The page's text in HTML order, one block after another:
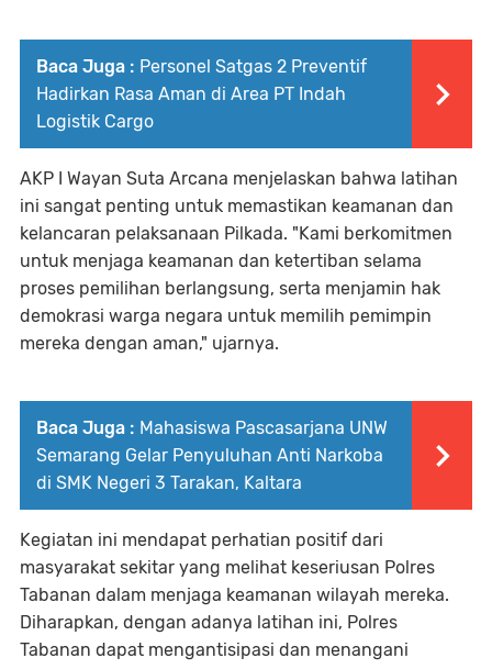
Baca Juga : Personel Satgas 2 Preventif
Hadirkan Rasa Aman di Area PT Indah
Logistik Cargo
AKP I Wayan Suta Arcana menjelaskan bahwa latihan
ini sangat penting untuk memastikan keamanan dan
kelancaran pelaksanaan Pilkada. "Kami berkomitmen
untuk menjaga keamanan dan ketertiban selama
proses pemilihan berlangsung, serta menjamin hak
demokrasi warga negara untuk memilih pemimpin
mereka dengan aman," ujarnya.
Baca Juga : Mahasiswa Pascasarjana UNW
Semarang Gelar Penyuluhan Anti Narkoba
di SMK Negeri 3 Tarakan, Kaltara
Kegiatan ini mendapat perhatian positif dari
masyarakat sekitar yang melihat keseriusan Polres
Tabanan dalam menjaga keamanan wilayah mereka.
Diharapkan, dengan adanya latihan ini, Polres
Tabanan dapat mengantisipasi dan menangani